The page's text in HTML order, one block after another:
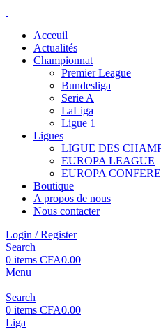
Acceuil
Actualités
Championnat
Premier League
Bundesliga
Serie A
LaLiga
Ligue 1
Ligues
LIGUE DES
EUROPA LEAGUE
EUROPA
Boutique
A propos de nous
Nous contacter
Login / Register
Search
0 items CFA0.00
Menu
Search
0 items CFA0.00
Liga